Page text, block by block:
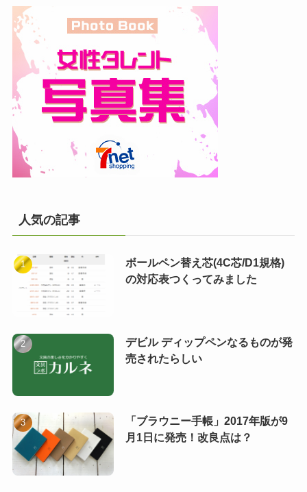
人気の記事
ボールペン替え芯(4C芯/D1規格)
の対応表つくってみました
デビル ディップペンなるものが発
売されたらしい
「ブラウニー手帳」2017年版が9
月1日に発売！改良点は？